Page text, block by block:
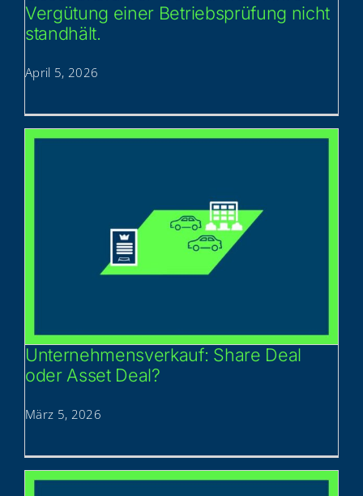
Ver­gü­tung einer Betriebs­prü­fung nicht
standhält.
April 5, 2026
Unter­neh­mens­ver­kauf: Share Deal
oder Asset Deal?
März 5, 2026